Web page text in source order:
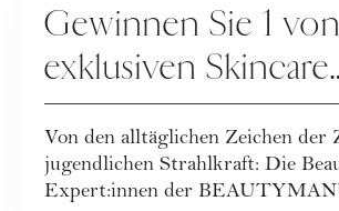
Gewinnen Sie 1
exklusiven Skincare
Packages der
Von den alltäglichen Zeichen der
jugendlichen Strahlkraft: Die
Expert:innen der